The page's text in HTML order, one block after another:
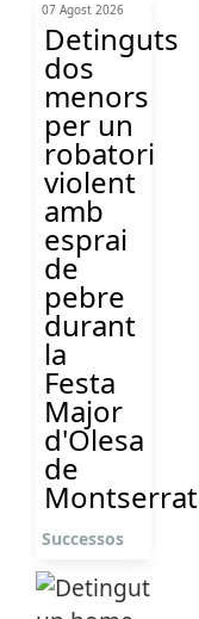
07 Agost 2026
Detinguts
dos
menors
per un
robatori
violent
amb
esprai
de
pebre
durant
la
Festa
Major
d'Olesa
de
Montserrat
Successos